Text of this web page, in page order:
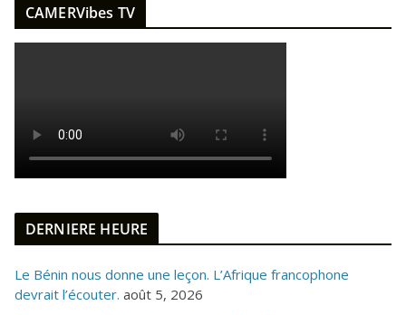
CAMERVibes TV
DERNIERE HEURE
Le Bénin nous donne une leçon. L’Afrique francophone
devrait l’écouter. août 5, 2026